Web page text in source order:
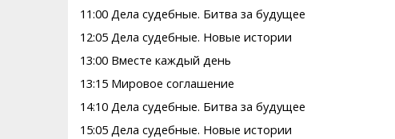
11:00 Дела судебные. Битва за будущее
12:05 Дела судебные. Новые истории
13:00 Вместе каждый день
13:15 Мировое соглашение
14:10 Дела судебные. Битва за будущее
15:05 Дела судебные. Новые истории